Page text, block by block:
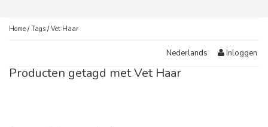
Home /Tags /Vet Haar
Nederlands Inloggen
Producten getagd met Vet Haar